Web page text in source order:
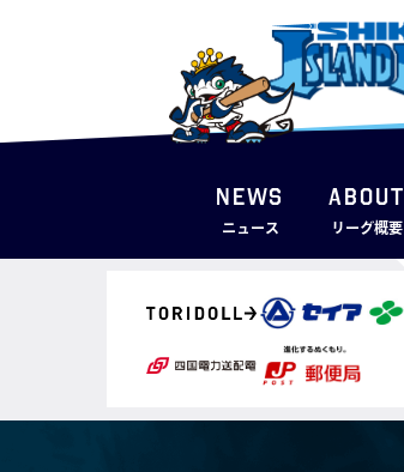
NEWS
ニュース
ABOUT
リーグ概要